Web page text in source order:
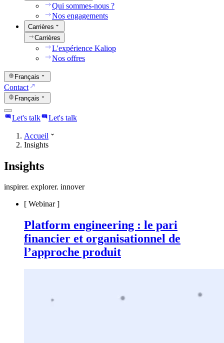
Qui sommes-nous ?
Nos engagements
Carrières
Carrières
L'expérience Kaliop
Nos offres
Français
Contact
Français
Let's talk Let's talk
Accueil
Insights
Insights
inspirer. explorer. innover
[ Webinar]
Platform engineering : le pari
financier et organisationnel de
l’approche produit